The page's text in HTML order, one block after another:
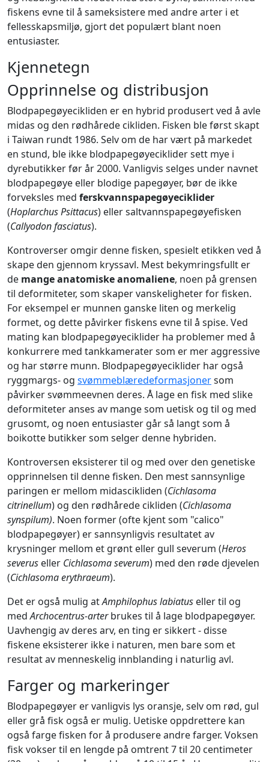
fiskens evne til å sameksistere med andre arter i et
fellesskapsmiljø, gjort det populært blant noen
entusiaster.
Kjennetegn
Opprinnelse og distribusjon
Blodpapegøyecikliden er en hybrid produsert ved å avle
midas og den rødhårede cikliden. Fisken ble først skapt
i Taiwan rundt 1986. Selv om de har vært på markedet
en stund, ble ikke blodpapegøyeciklider sett mye i
dyrebutikker før år 2000. Vanligvis selges under navnet
blodpapegøye eller blodige papegøyer, bør de ikke
forveksles med ferskvannspapegøyeciklider
(Hoplarchus Psittacus) eller saltvannspapegøyefisken
(Callyodon fasciatus).
Kontroverser omgir denne fisken, spesielt etikken ved å
skape den gjennom kryssavl. Mest bekymringsfullt er
de mange anatomiske anomaliene, noen på grensen
til deformiteter, som skaper vanskeligheter for fisken.
For eksempel er munnen ganske liten og merkelig
formet, og dette påvirker fiskens evne til å spise. Ved
mating kan blodpapegøyeciklider ha problemer med å
konkurrere med tankkamerater som er mer aggressive
og har større munn. Blodpapegøyeciklider har også
ryggmargs- og svømmeblæredeformasjonersom
påvirker svømmeevnen deres. Å lage en fisk med slike
deformiteter anses av mange som uetisk og til og med
grusomt, og noen entusiaster går så langt som å
boikotte butikker som selger denne hybriden.
Kontroversen eksisterer til og med over den genetiske
opprinnelsen til denne fisken. Den mest sannsynlige
paringen er mellom midascikliden (Cichlasoma
citrinellum) og den rødhårede cikliden (Cichlasoma
synspilum). Noen former (ofte kjent som "calico"
blodpapegøyer) er sannsynligvis resultatet av
krysninger mellom et grønt eller gull severum (Heros
severus eller Cichlasoma severum) med den røde djevelen
(Cichlasoma erythraeum).
Det er også mulig atAmphilophus labiatus eller til og
medArchocentrus-arterbrukes til å lage blodpapegøyer.
Uavhengig av deres arv, en ting er sikkert - disse
fiskene eksisterer ikke i naturen, men bare som et
resultat av menneskelig innblanding i naturlig avl.
Farger og markeringer
Blodpapegøyer er vanligvis lys oransje, selv om rød, gul
eller grå fisk også er mulig. Uetiske oppdrettere kan
også farge fisken for å produsere andre farger. Voksen
fisk vokser til en lengde på omtrent 7 til 20 centimeter